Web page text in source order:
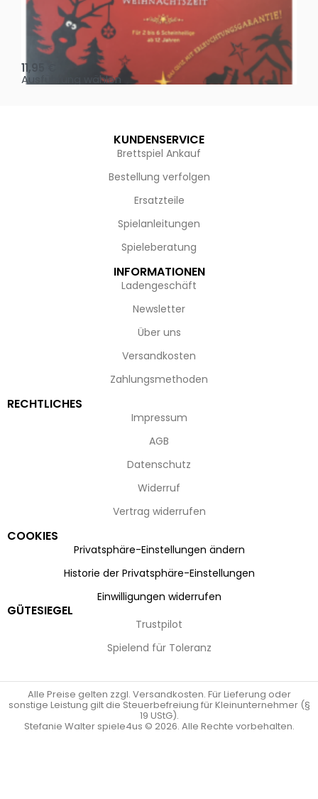
Oh, heilige Nacht!
11,95
Ausführung wählen
KUNDENSERVICE
Brettspiel Ankauf
Bestellung verfolgen
Ersatzteile
Spielanleitungen
Spieleberatung
INFORMATIONEN
Ladengeschäft
Newsletter
Über uns
Versandkosten
Zahlungsmethoden
RECHTLICHES
Impressum
AGB
Datenschutz
Widerruf
Vertrag widerrufen
COOKIES
Privatsphäre-Einstellungen ändern
Historie der Privatsphäre-Einstellungen
Einwilligungen widerrufen
GÜTESIEGEL
Trustpilot
Spielend für Toleranz
Alle Preise gelten zzgl. Versandkosten. Für Lieferung oder
sonstige Leistung gilt die Steuerbefreiung für Kleinunternehmer (§
19 UStG).
Stefanie Walter spiele4us © 2026. Alle Rechte vorbehalten.